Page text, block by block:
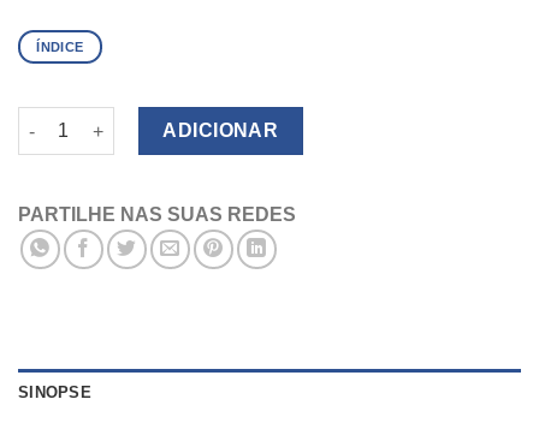
ÍNDICE
Quantidade de Documento Particular Autenticado
ADICIONAR
PARTILHE NAS SUAS REDES
SINOPSE